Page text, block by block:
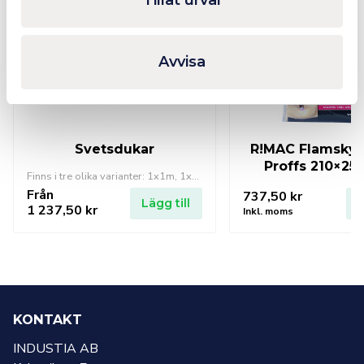
Avvisa
Svetsdukar
Finns i tre olika varianter: 1x1m, 1x2m, 2x2m
Från
1 237,50 kr Lägg till
R!MAC
Proffs
737,50 kr
Inkl. moms
KONTAKT
INDUSTIA AB